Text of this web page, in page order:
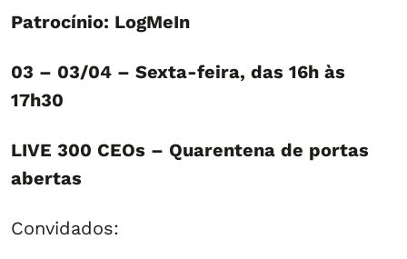
Patrocínio: LogMeIn
03 – 03/04 – Sexta-feira, das 16h às
17h30
LIVE 300 CEOs – Quarentena de portas
abertas
Convidados: